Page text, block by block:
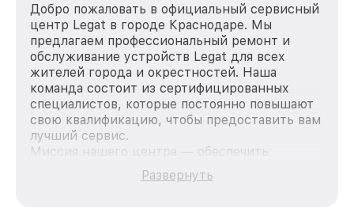
Добро пожаловать в официальный сервисный
центр Legat в городе Краснодаре. Мы
предлагаем профессиональный ремонт и
обслуживание устройств Legat для всех
жителей города и окрестностей. Наша
команда состоит из сертифицированных
специалистов, которые постоянно повышают
свою квалификацию, чтобы предоставить вам
лучший сервис.
Миссия нашего центра — обеспечить
качественный и доступный ремонт для
каждого пользователя продукции Legat, вне
Развернуть